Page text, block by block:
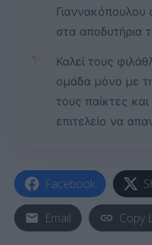
Γιαννακόπουλου
στα αποδυτήρια
✨
Καλεί τους
ομάδα μόνο με
τους παίκτες
επιτελείο να
Facebook
Email Copy